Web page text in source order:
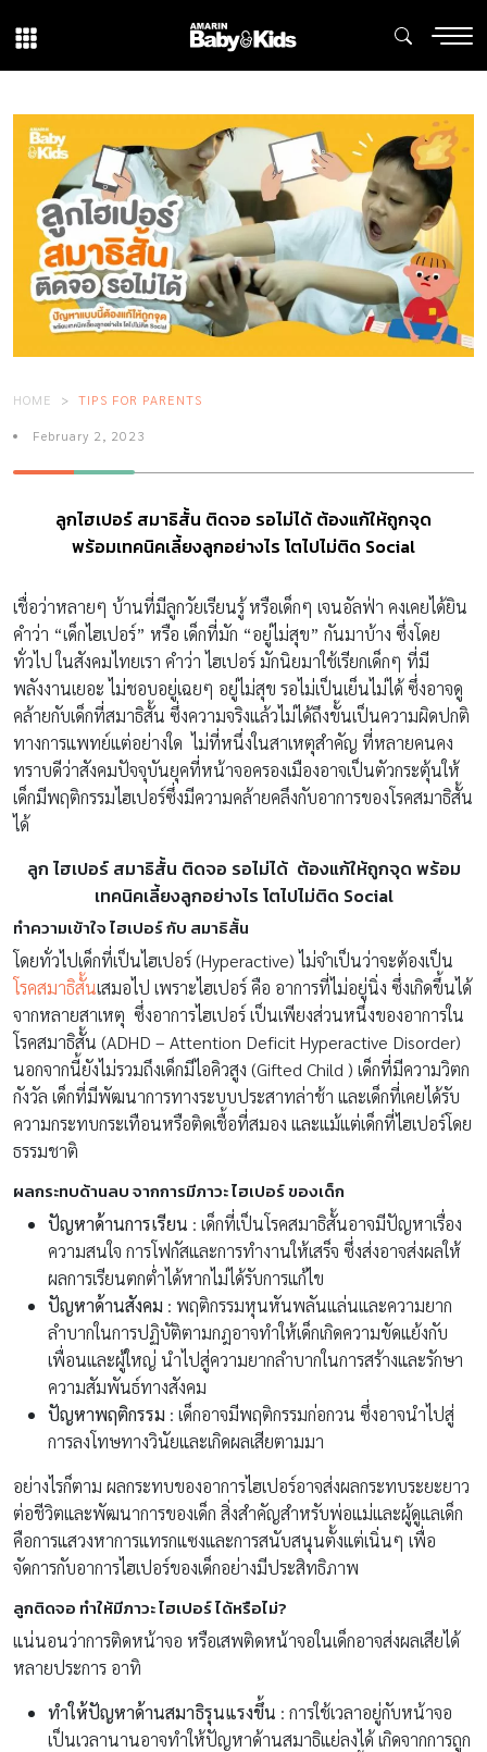
HOME TIPS FOR PARENTS
February 2, 2023
ลูกไฮเปอร์ สมาธิสั้น ติดจอ รอไม่ได้ ต้องแก้ให้ถูกจุด
พร้อมเทคนิคเลี้ยงลูกอย่างไร โตไปไม่ติด Social
เชื่อว่าหลายๆ บ้านที่มีลูกวัยเรียนรู้ หรือเด็กๆ เจนอัลฟ่า คงเคยได้ยิน
คำว่า “เด็กไฮเปอร์” หรือ เด็กที่มัก “อยู่ไม่สุข” กันมาบ้าง ซึ่งโดย
ทั่วไป ในสังคมไทยเรา คำว่า ไฮเปอร์ มักนิยมาใช้เรียกเด็กๆ ที่มี
พลังงานเยอะ ไม่ชอบอยู่เฉยๆ อยู่ไม่สุข รอไม่เป็นเย็นไม่ได้ ซึ่งอาจดู
คล้ายกับเด็กที่สมาธิสั้น ซึ่งความจริงแล้วไม่ได้ถึงขั้นเป็นความผิดปกติ
ทางการแพทย์แต่อย่างใด ไม่ที่หนึ่งในสาเหตุสำคัญ ที่หลายคนคง
ทราบดีว่าสังคมปัจจุบันยุคที่หน้าจอครองเมืองอาจเป็นตัวกระตุ้นให้
เด็กมีพฤติกรรมไฮเปอร์ซึ่งมีความคล้ายคลึงกับอาการของโรคสมาธิสั้น
ได้
ลูก ไฮเปอร์ สมาธิสั้น ติดจอ รอไม่ได้ ต้องแก้ให้ถูกจุด พร้อม
เทคนิคเลี้ยงลูกอย่างไร โตไปไม่ติด Social
ทำความเข้าใจ ไฮเปอร์ กับ สมาธิสั้น
โดยทั่วไปเด็กที่เป็นไฮเปอร์ (Hyperactive) ไม่จำเป็นว่าจะต้องเป็น
โรคสมาธิสั้นเสมอไป เพราะไฮเปอร์ คือ อาการที่ไม่อยู่นิ่ง ซึ่งเกิดขึ้นได้
จากหลายสาเหตุ ซึ่งอาการไฮเปอร์ เป็นเพียงส่วนหนึ่งของอาการใน
โรคสมาธิสั้น (ADHD – Attention Deficit Hyperactive Disorder)
นอกจากนี้ยังไม่รวมถึงเด็กมีไอคิวสูง (Gifted Child ) เด็กที่มีความวิตก
กังวัล เด็กที่มีพัฒนาการทางระบบประสาทล่าช้า และเด็กที่เคยได้รับ
ความกระทบกระเทือนหรือติดเชื้อที่สมอง และแม้แต่เด็กที่ไฮเปอร์โดย
ธรรมชาติ
ผลกระทบด้านลบ จากการมีภาวะ ไฮเปอร์ ของเด็ก
ปัญหาด้านการเรียน : เด็กที่เป็นโรคสมาธิสั้นอาจมีปัญหาเรื่อง
ความสนใจ การโฟกัสและการทำงานให้เสร็จ ซึ่งส่งอาจส่งผลให้
ผลการเรียนตกต่ำได้หากไม่ได้รับการแก้ไข
ปัญหาด้านสังคม : พฤติกรรมหุนหันพลันแล่นและความยาก
ลำบากในการปฏิบัติตามกฎอาจทำให้เด็กเกิดความขัดแย้งกับ
เพื่อนและผู้ใหญ่ นำไปสู่ความยากลำบากในการสร้างและรักษา
ความสัมพันธ์ทางสังคม
ปัญหาพฤติกรรม : เด็กอาจมีพฤติกรรมก่อกวน ซึ่งอาจนำไปสู่
การลงโทษทางวินัยและเกิดผลเสียตามมา
อย่างไรก็ตาม ผลกระทบของอาการไฮเปอร์อาจส่งผลกระทบระยะยาว
ต่อชีวิตและพัฒนาการของเด็ก สิ่งสำคัญสำหรับพ่อแม่และผู้ดูแลเด็ก
คือการแสวงหาการแทรกแซงและการสนับสนุนตั้งแต่เนิ่นๆ เพื่อ
จัดการกับอาการไฮเปอร์ของเด็กอย่างมีประสิทธิภาพ
ลูกติดจอ ทำให้มีภาวะ ไฮเปอร์ ได้หรือไม่?
แน่นอนว่าการติดหน้าจอ หรือเสพติดหน้าจอในเด็กอาจส่งผลเสียได้
หลายประการ อาทิ
ทำให้ปัญหาด้านสมาธิรุนแรงขึ้น : การใช้เวลาอยู่กับหน้าจอ
เป็นเวลานานอาจทำให้ปัญหาด้านสมาธิแย่ลงได้ เกิดจากการถูก